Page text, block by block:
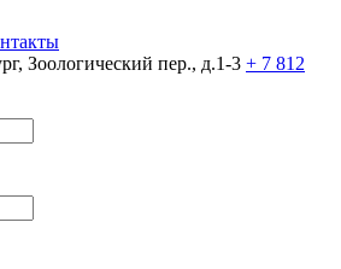
Зоологический пер., д.1-3 + 7 812